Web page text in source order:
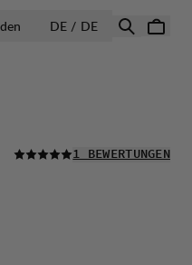
DE / DELAND
LESEN SIE ALLE
1 BEWERTUNGEN